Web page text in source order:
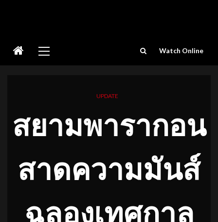
Menu
Watch Online
UPDATE
สยามพารากอน
สาดความมันส์
ฉลองเทศกาล